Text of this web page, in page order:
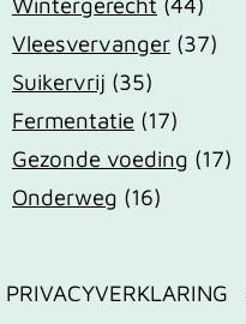
Wintergerecht (44)
Vleesvervanger (37)
Suikervrij (35)
Fermentatie (17)
Gezonde voeding (17)
Onderweg (16)
PRIVACYVERKLARING